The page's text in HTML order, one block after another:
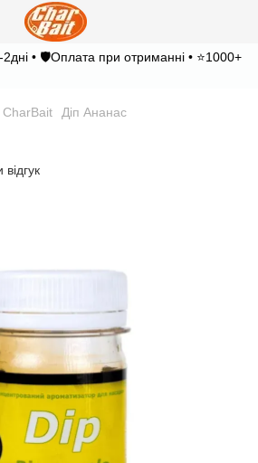
• 🛡️Оплата при отриманні • ⭐1000+
CharBait Діп Ананас